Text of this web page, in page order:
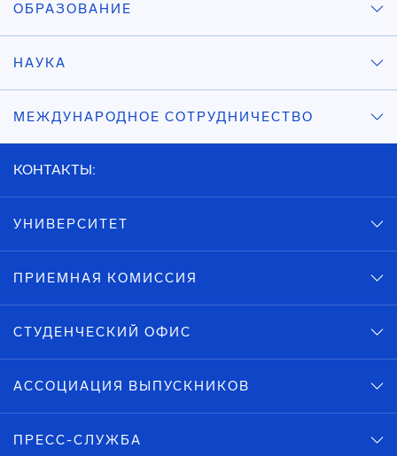
ОБРАЗОВАНИЕ
НАУКА
МЕЖДУНАРОДНОЕ СОТРУДНИЧЕСТВО
КОНТАКТЫ:
УНИВЕРСИТЕТ
ПРИЕМНАЯ КОМИССИЯ
СТУДЕНЧЕСКИЙ ОФИС
АССОЦИАЦИЯ ВЫПУСКНИКОВ
ПРЕСС-СЛУЖБА